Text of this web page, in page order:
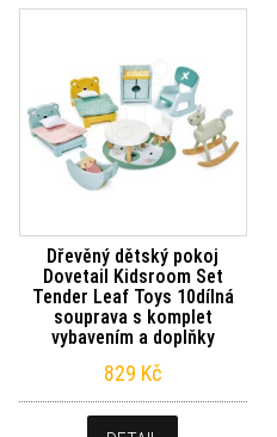
Dřevěný dětský pokoj
Dovetail Kidsroom Set
Tender Leaf Toys 10dílná
souprava s komplet
vybavením a doplňky
829 Kč